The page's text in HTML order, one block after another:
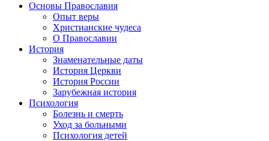
Основы Православия
Опыт веры
Христианские чудеса
О Православии
История
Знаменательные даты
История Церкви
История России
Зарубежная история
Психология
Болезнь и смерть
Уход за больными
Психология детей